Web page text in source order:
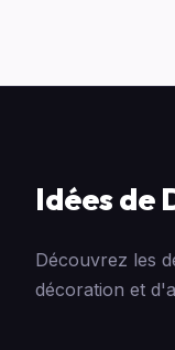
Idées de
Découvrez les
décoration et